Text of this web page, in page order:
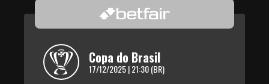
Copa do Brasil
17/12/2025 | 21:30 (BR)